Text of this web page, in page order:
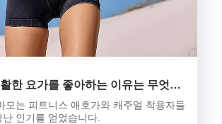
한 요가를 좋아하는 이유는 무엇입
모는 피트니스 애호가와 캐주얼 착용자들
인기를 얻었습니다.